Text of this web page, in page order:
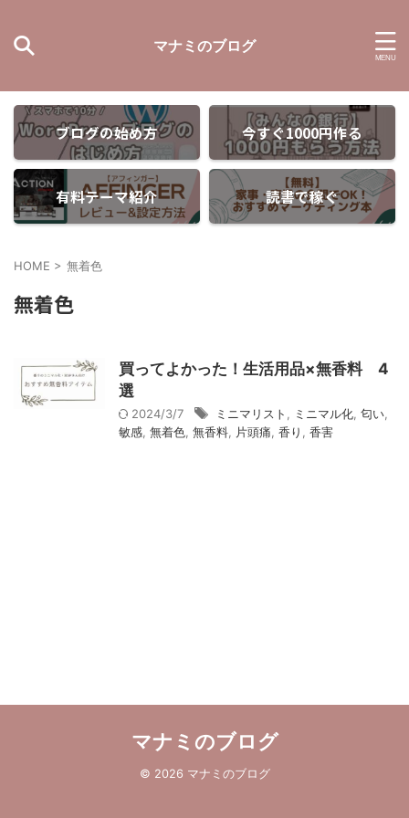
マナミのブログ
ブログの始め方 今すぐ1000円作る
有料テーマ紹介 読書で稼ぐ
HOME > 無着色
無着色
買ってよかった！生活用品×無香料 4
選
2024/3/7 ミニマリスト ミニマル化 匂い
敏感 無着色 無香料 片頭痛 香り 香害
マナミのブログ
© 2026 マナミのブログ